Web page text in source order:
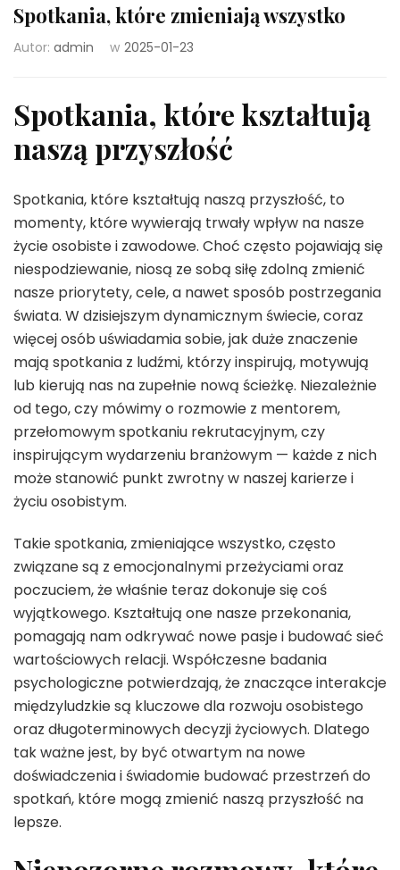
Spotkania, które zmieniają wszystko
Autor: admin w 2025-01-23
Spotkania, które kształtują
naszą przyszłość
Spotkania, które kształtują naszą przyszłość, to
momenty, które wywierają trwały wpływ na nasze
życie osobiste i zawodowe. Choć często pojawiają się
niespodziewanie, niosą ze sobą siłę zdolną zmienić
nasze priorytety, cele, a nawet sposób postrzegania
świata. W dzisiejszym dynamicznym świecie, coraz
więcej osób uświadamia sobie, jak duże znaczenie
mają spotkania z ludźmi, którzy inspirują, motywują
lub kierują nas na zupełnie nową ścieżkę. Niezależnie
od tego, czy mówimy o rozmowie z mentorem,
przełomowym spotkaniu rekrutacyjnym, czy
inspirującym wydarzeniu branżowym — każde z nich
może stanowić punkt zwrotny w naszej karierze i
życiu osobistym.
Takie spotkania, zmieniające wszystko, często
związane są z emocjonalnymi przeżyciami oraz
poczuciem, że właśnie teraz dokonuje się coś
wyjątkowego. Kształtują one nasze przekonania,
pomagają nam odkrywać nowe pasje i budować sieć
wartościowych relacji. Współczesne badania
psychologiczne potwierdzają, że znaczące interakcje
międzyludzkie są kluczowe dla rozwoju osobistego
oraz długoterminowych decyzji życiowych. Dlatego
tak ważne jest, by być otwartym na nowe
doświadczenia i świadomie budować przestrzeń do
spotkań, które mogą zmienić naszą przyszłość na
lepsze.